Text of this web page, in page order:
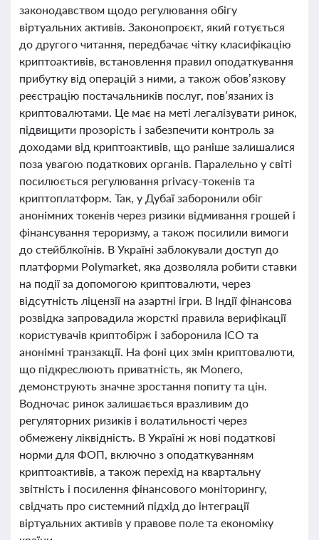
законодавством щодо регулювання обігу
віртуальних активів. Законопроєкт, який готується
до другого читання, передбачає чітку класифікацію
криптоактивів, встановлення правил оподаткування
прибутку від операцій з ними, а також обов’язкову
реєстрацію постачальників послуг, пов’язаних із
криптовалютами. Це має на меті легалізувати ринок,
підвищити прозорість і забезпечити контроль за
доходами від криптоактивів, що раніше залишалися
поза увагою податкових органів. Паралельно у світі
посилюється регулювання privacy-токенів та
криптоплатформ. Так, у Дубаї заборонили обіг
анонімних токенів через ризики відмивання грошей і
фінансування тероризму, а також посилили вимоги
до стейблкоїнів. В Україні заблокували доступ до
платформи Polymarket, яка дозволяла робити ставки
на події за допомогою криптовалюти, через
відсутність ліцензії на азартні ігри. В Індії фінансова
розвідка запровадила жорсткі правила верифікації
користувачів криптобірж і заборонила ICO та
анонімні транзакції. На фоні цих змін криптовалюти,
що підкреслюють приватність, як Monero,
демонструють значне зростання попиту та цін.
Водночас ринок залишається вразливим до
регуляторних ризиків і волатильності через
обмежену ліквідність. В Україні ж нові податкові
норми для ФОП, включно з оподаткуванням
криптоактивів, а також перехід на квартальну
звітність і посилення фінансового моніторингу,
свідчать про системний підхід до інтеграції
віртуальних активів у правове поле та економіку